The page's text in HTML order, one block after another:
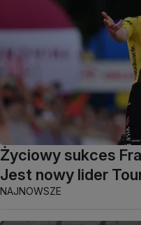
Życiowy sukces
Jest nowy lider
NAJNOWSZE